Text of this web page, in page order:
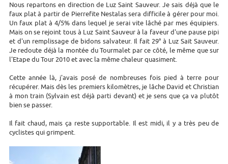
Nous repartons en direction de Luz Saint Sauveur. Je sais déjà que le
faux plat à partir de Pierrefite Nestalas sera difficile à gérer pour moi.
Un faux plat à 4/5% dans lequel je serai vite lâché par mes équipiers.
Mais on se rejoint tous à Luz Saint Sauveur à la faveur d'une pause pipi
et d'un remplissage de bidons salvateur. Il fait 29° à Luz Sait Sauveur.
Je redoute déjà la montée du Tourmalet par ce côté, le même que sur
l'Etape du Tour 2010 et avec la même chaleur quasiment.
Cette année là, j'avais posé de nombreuses fois pied à terre pour
récupérer. Mais dès les premiers kilomètres, je lâche David et Christian
à mon train (Sylvain est déjà parti devant) et je sens que ça va plutôt
bien se passer.
Il fait chaud, mais ça reste supportable. Il est midi, il y a très peu de
cyclistes qui grimpent.